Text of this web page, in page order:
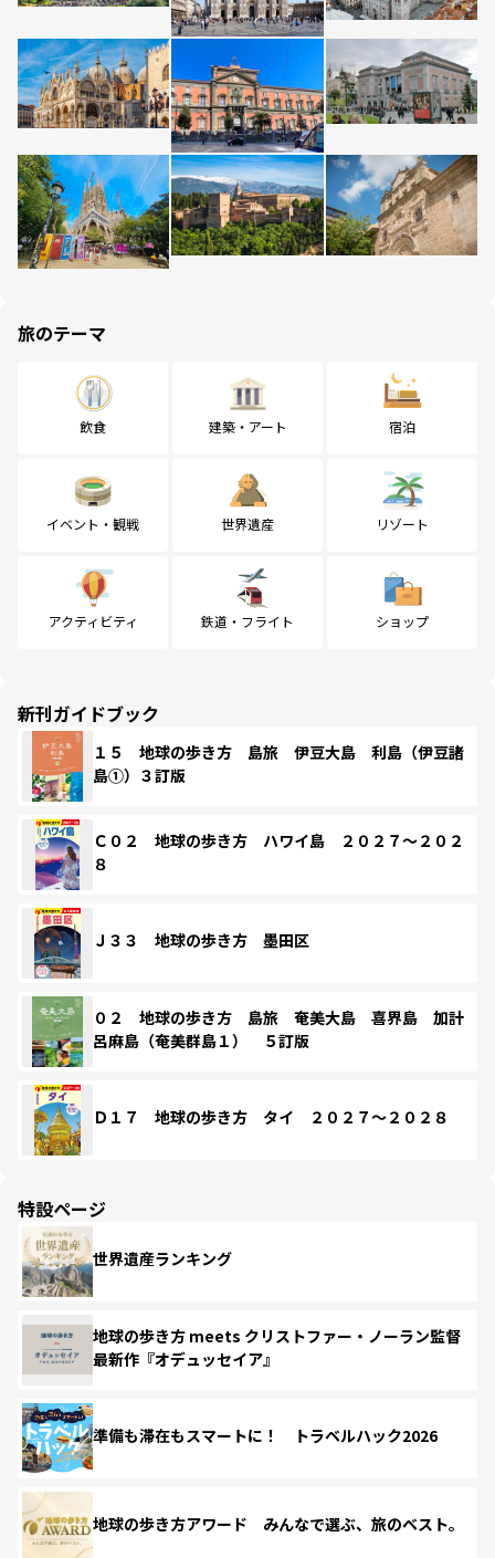
旅のテーマ
飲食 建築・アート 宿泊
イベント・観戦 世界遺産 リゾート
アクティビティ 鉄道・フライト ショップ
新刊ガイドブック
１５ 地球の歩き方 島旅 伊豆大島 利島（伊豆諸
島①）３訂版
Ｃ０２ 地球の歩き方 ハワイ島 ２０２７～２０２
８
Ｊ３３ 地球の歩き方 墨田区
０２ 地球の歩き方 島旅 奄美大島 喜界島 加計
呂麻島（奄美群島１） ５訂版
Ｄ１７ 地球の歩き方 タイ ２０２７～２０２８
特設ページ
世界遺産ランキング
地球の歩き方 meets クリストファー・ノーラン監督
最新作『オデュッセイア』
準備も滞在もスマートに！ トラベルハック2026
地球の歩き方アワード みんなで選ぶ、旅のベスト。